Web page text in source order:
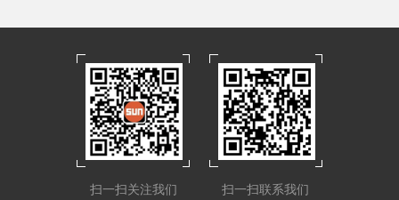
扫一扫关注我们 扫一扫联系我们